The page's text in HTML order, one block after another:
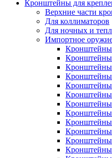
Кронштейны для
Верхние части
Для коллиматоров
Для ночных и
Импортное
Кронштейны
Кронштейны
Кронштейны
Кронштейны
Кронштейны
Кронштейны